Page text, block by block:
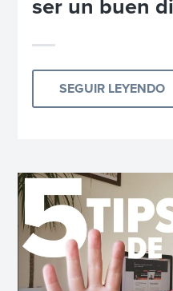
ser un buen
SEGUIR LEYENDO